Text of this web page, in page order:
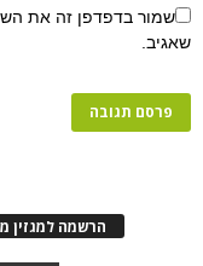
שמור בדפדפן זה את
שאגיב.
הרשמה למגזין